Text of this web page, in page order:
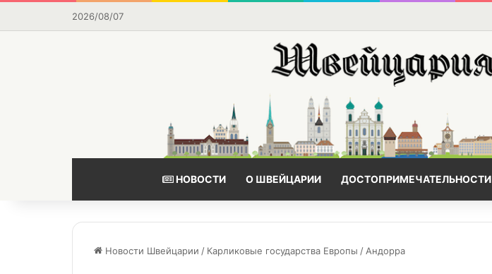
2026/08/07
НОВОСТИ О ШВЕЙЦАРИИ ДОСТОПРИМЕЧАТЕЛЬНОСТИ
Новости Швейцарии / Карликовые государства Европы /Андорра